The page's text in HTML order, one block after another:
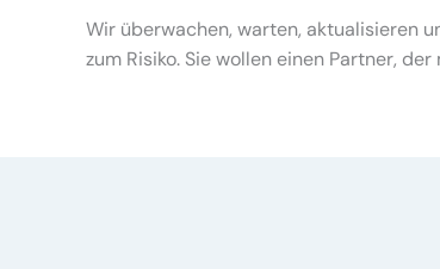
Wir überwachen, warten, aktualisieren
zum Risiko. Sie wollen einen Partner,